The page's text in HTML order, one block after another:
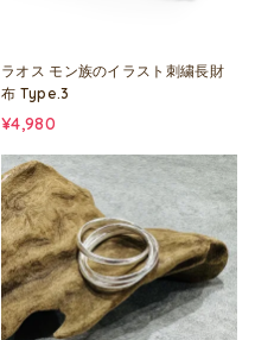
ラオス モン族のイラスト刺繍長財
布 Type.3
¥4,980